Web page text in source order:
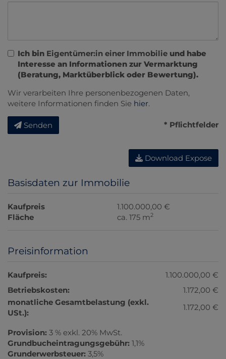
Ich bin Eigentümer:in einer Immobilie und habe
Interesse an Informationen zur Vermarktung
(Beratung, Marktüberblick oder Bewertung).
Wir verarbeiten Ihre personenbezogenen Daten,
weitere Informationen finden Sie hier.
Senden * Pflichtfelder
Download Expose
Basisdaten zur Immobilie
Kaufpreis
1.100.000,00 €
Fläche
ca. 175 m2
Preisinformation
Kaufpreis:
1.100.000,00 €
Betriebskosten:
1.172,00 €
monatliche Gesamtbelastung (exkl.
USt.):
1.172,00 €
Provision: 3 % exkl. 20% MwSt.
Grundbucheintragungsgebühr: 1,1%
Grunderwerbsteuer: 3,5%